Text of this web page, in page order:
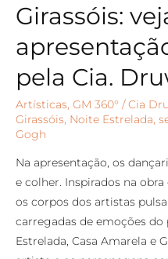
Girassóis:
pela Cia.
Artísticas GM 360° /Cia
Girassóis Noite Estrelada
Gogh
Na apresentação, os
e colher. Inspirados na
os corpos dos artistas
carregadas de emoções
Estrelada, Casa Amarela e